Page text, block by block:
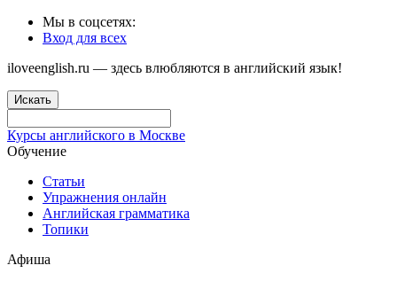
Мы в соцсетях:
Вход для всех
iloveenglish.ru — здесь влюбляются в английский язык!
Искать
Курсы английского в Москве
Обучение
Статьи
Упражнения онлайн
Английская грамматика
Топики
Афиша